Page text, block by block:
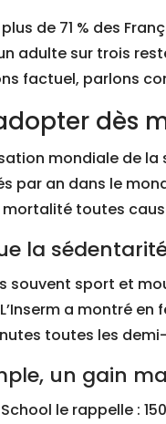
plus de 71 % des
adulte sur trois
factuel, parlons
dès
mondiale de
par an dans le
mortalité toutes
la
souvent sport et
a montré
toutes les
un gain
le rappelle :